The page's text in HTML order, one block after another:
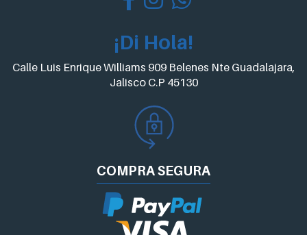
¡Di Hola!
Calle Luis Enrique Williams 909 Belenes Nte Guadalajara,
Jalisco C.P 45130
COMPRASEGURA